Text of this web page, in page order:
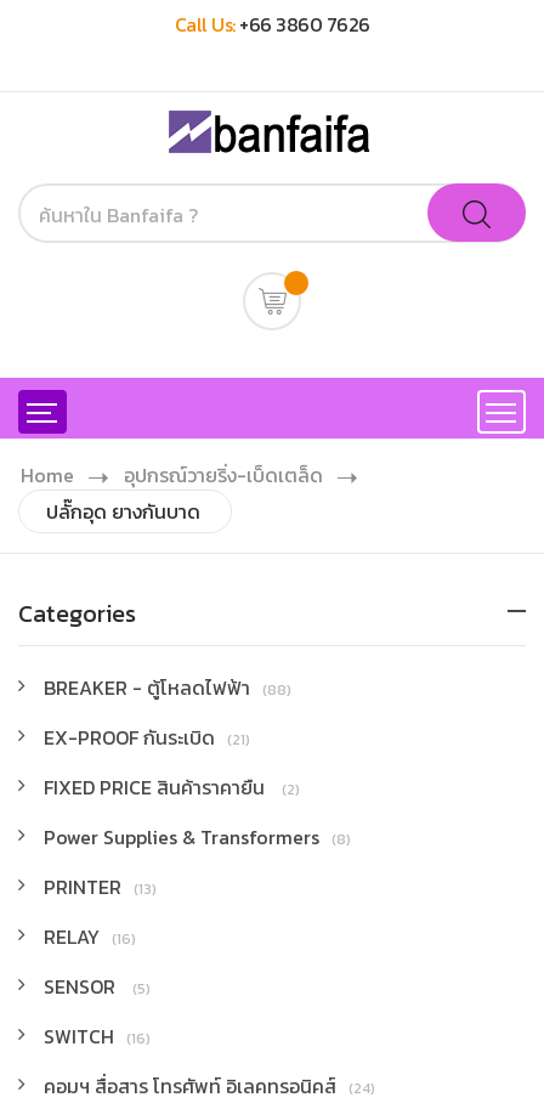
Call Us:+66 3860 7626
Home
อุปกรณ์วายริ่ง-เบ็ดเตล็ด
ปลั๊กอุด ยางกันบาด
Categories
BREAKER - ตู้โหลดไฟฟ้า (88)
EX-PROOF กันระเบิด (21)
FIXED PRICE สินค้าราคายืน (2)
Power Supplies & Transformers (8)
PRINTER (13)
RELAY (16)
SENSOR (5)
SWITCH (16)
คอมฯ สื่อสาร โทรศัพท์ อิเลคทรอนิคส์ (24)